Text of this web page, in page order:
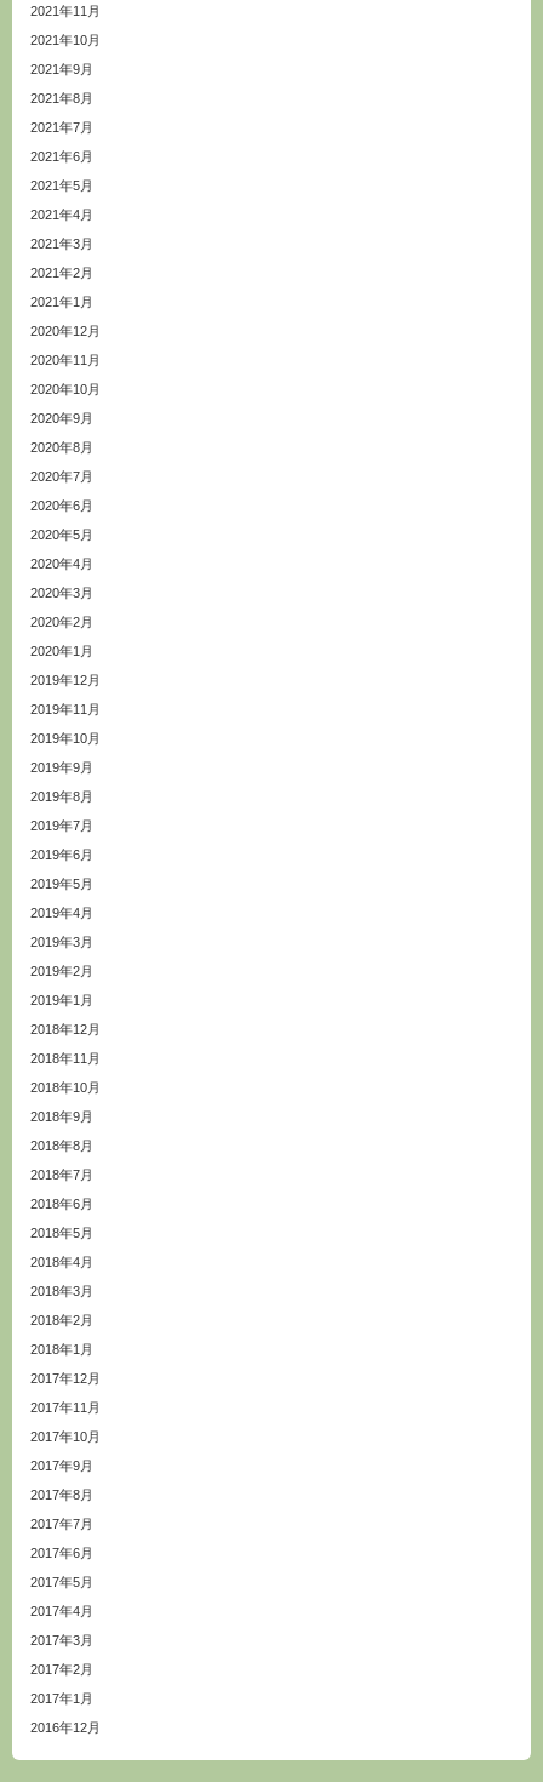
2021年11月
2021年10月
2021年9月
2021年8月
2021年7月
2021年6月
2021年5月
2021年4月
2021年3月
2021年2月
2021年1月
2020年12月
2020年11月
2020年10月
2020年9月
2020年8月
2020年7月
2020年6月
2020年5月
2020年4月
2020年3月
2020年2月
2020年1月
2019年12月
2019年11月
2019年10月
2019年9月
2019年8月
2019年7月
2019年6月
2019年5月
2019年4月
2019年3月
2019年2月
2019年1月
2018年12月
2018年11月
2018年10月
2018年9月
2018年8月
2018年7月
2018年6月
2018年5月
2018年4月
2018年3月
2018年2月
2018年1月
2017年12月
2017年11月
2017年10月
2017年9月
2017年8月
2017年7月
2017年6月
2017年5月
2017年4月
2017年3月
2017年2月
2017年1月
2016年12月